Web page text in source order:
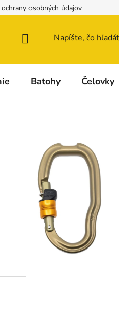
osobných údajov
Batohy Čelovky